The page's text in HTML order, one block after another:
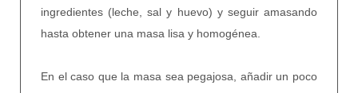
ingredientes (leche, sal y huevo) y seguir amasando
hasta obtener una masa lisa y homogénea.
En el caso que la masa sea pegajosa, añadir un poco